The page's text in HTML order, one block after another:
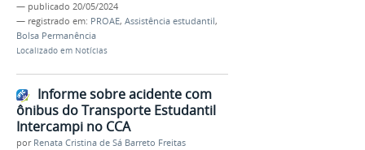
— publicado 20/05/2024
— registrado em: PROAE, Assistência estudantil,
Bolsa Permanência
Localizado em Notícias
Informe sobre acidente com
ônibus do Transporte Estudantil
Intercampi no CCA
por Renata Cristina de Sá Barreto Freitas